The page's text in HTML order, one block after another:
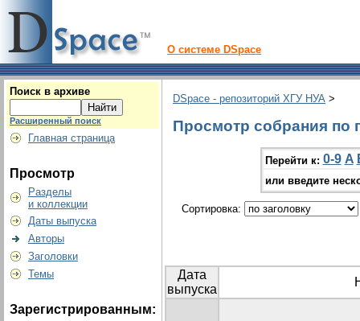
О системе DSpace
Поиск в архиве
Расширенный поиск
Главная страница
Просмотр
Разделы
и коллекции
Даты выпуска
Авторы
Заголовки
Темы
Зарегистрированным:
DSpace - репозиторий ХГУ НУА >
Просмотр собрания по
Перейти к: 0-9 A
или введите
Сортировка:
Дата
выпуска